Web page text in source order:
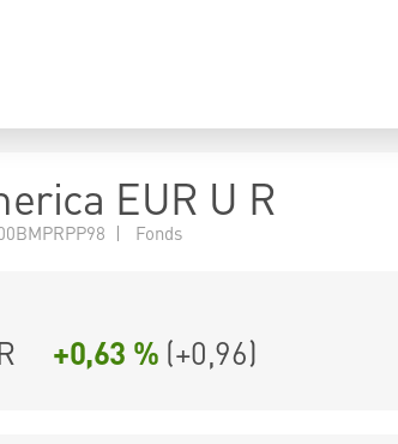
EUR U R
| Fonds
+0,63 % (+0,96)